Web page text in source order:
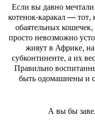
Если вы давно мечтали
котенок-каракал — тот,
обаятельных
просто невозможно
живут в Африке,
субконтиненте, а их
Правильно
быть одомашнены и
А вы бы